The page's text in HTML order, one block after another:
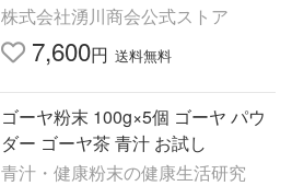
株式会社湧川商会公式ストア
7,600円 送料無料
ゴーヤ粉末 100g×5個 ゴーヤ パウ
ダー ゴーヤ茶 青汁 お試し
青汁・健康粉末の健康生活研究